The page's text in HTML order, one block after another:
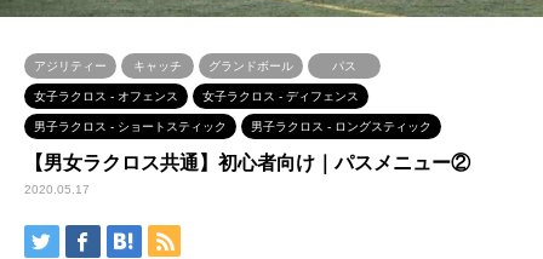
アジリティー キャッチ グランドボール パス
女子ラクロス - オフェンス 女子ラクロス - ディフェンス
男子ラクロス - ショートスティック 男子ラクロス - ロングスティック
【男女ラクロス共通】初心者向け｜パスメニュー②
2020.05.17